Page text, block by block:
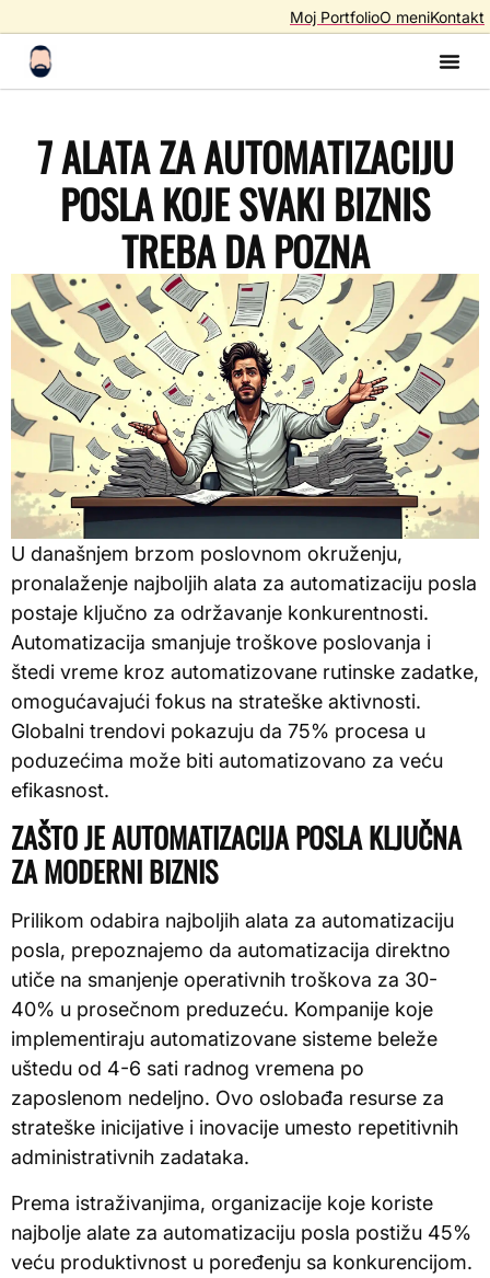
Moj PortfolioO meniKontakt
7 ALATA ZA AUTOMATIZACIJU
POSLA KOJE SVAKI BIZNIS
TREBA DA POZNA
U današnjem brzom poslovnom okruženju,
pronalaženje najboljih alata za automatizaciju posla
postaje ključno za održavanje konkurentnosti.
Automatizacija smanjuje troškove poslovanja i
štedi vreme kroz automatizovane rutinske zadatke,
omogućavajući fokus na strateške aktivnosti.
Globalni trendovi pokazuju da 75% procesa u
poduzećima može biti automatizovano za veću
efikasnost.
ZAŠTO JE AUTOMATIZACIJA POSLA KLJUČNA
ZA MODERNI BIZNIS
Prilikom odabira najboljih alata za automatizaciju
posla, prepoznajemo da automatizacija direktno
utiče na smanjenje operativnih troškova za 30-
40% u prosečnom preduzeću. Kompanije koje
implementiraju automatizovane sisteme beleže
uštedu od 4-6 sati radnog vremena po
zaposlenom nedeljno. Ovo oslobađa resurse za
strateške inicijative i inovacije umesto repetitivnih
administrativnih zadataka.
Prema istraživanjima, organizacije koje koriste
najbolje alate za automatizaciju posla postižu 45%
veću produktivnost u poređenju sa konkurencijom.